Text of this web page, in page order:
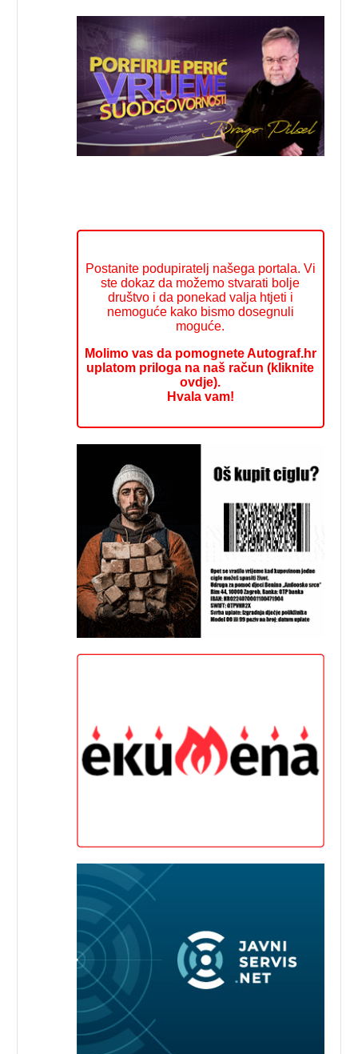
Postanite podupiratelj našega portala. Vi
ste dokaz da možemo stvarati bolje
društvo i da ponekad valja htjeti i
nemoguće kako bismo dosegnuli
moguće.
Molimo vas da pomognete Autograf.hr
uplatom priloga na naš račun (kliknite
ovdje).
Hvala vam!